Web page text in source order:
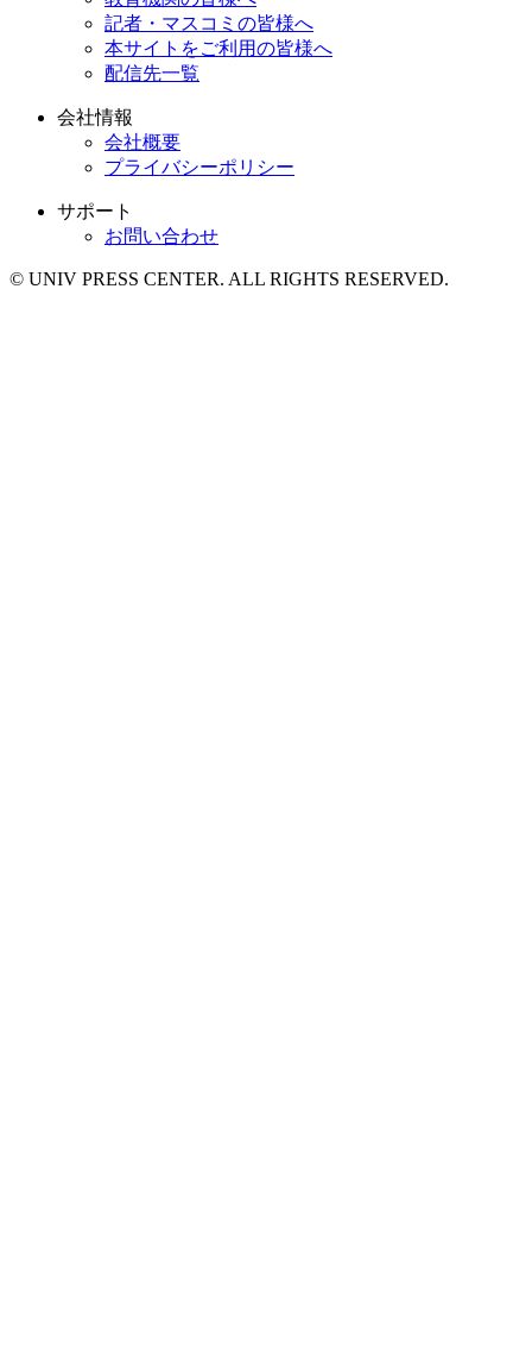
記者・マスコミの皆様へ
本サイトをご利用の皆様へ
配信先一覧
会社情報
会社概要
プライバシーポリシー
サポート
お問い合わせ
© UNIV PRESS CENTER. ALL RIGHTS RESERVED.